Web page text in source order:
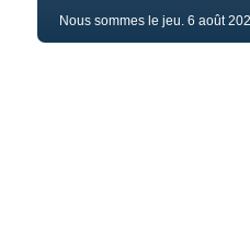
Nous sommes le jeu. 6 août